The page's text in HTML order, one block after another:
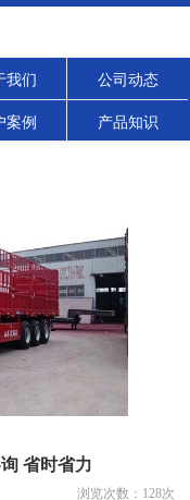
我们 公司动态
案例 产品知识
省时省力
浏览次数： 128次